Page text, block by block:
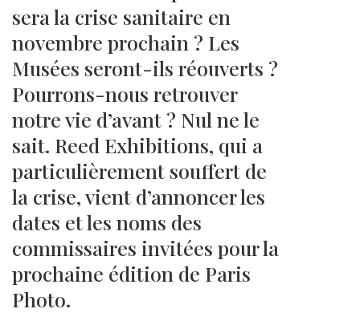
sera la crise sanitaire en
novembre prochain ? Les
Musées seront-ils réouverts ?
Pourrons-nous retrouver
notre vie d’avant ? Nul ne le
sait. Reed Exhibitions, qui a
particulièrement souffert de
la crise, vient d’annoncer les
dates et les noms des
commissaires invitées pour la
prochaine édition de Paris
Photo.